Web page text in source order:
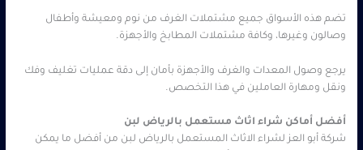
تضم هذه الأسواق جميع مشتملات الغرف من نوم ومعيشة وأطفال
وصالون وغيرها، وكافة مشتملات المطابخ والأجهزة.
يرجع وصول المعدات والغرف والأجهزة بأمان إلى دقة عمليات تغليف وفك
ونقل ومهارة العاملين في هذا التخصص.
أفضل أماكن شراء اثاث مستعمل بالرياض لبن
شركة أبو العز لشراء الاثاث المستعمل بالرياض لبن من أفضل ما يمكن